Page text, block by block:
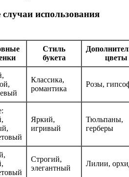
использования
Стиль
букета
цветы
Классика,
романтика
Розы,
Яркий,
игривый
Тюльпаны,
герберы
Строгий,
элегантный
Лилии,